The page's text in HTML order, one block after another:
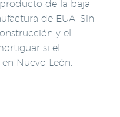
de la baja
de EUA. Sin
y el
si el
Nuevo León.